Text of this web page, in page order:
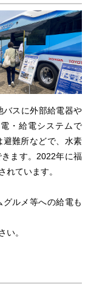
バスに外部給電器や
・給電システムで
難所などで、水素
ます。2022年に福
れています。
ルメ等への給電も
い。